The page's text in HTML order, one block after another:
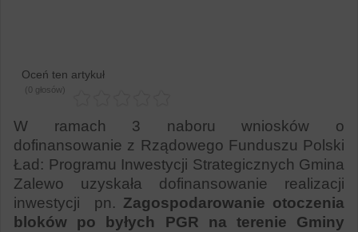
Oceń ten artykuł
(0 głosów)
W ramach 3 naboru wniosków o
dofinansowanie z Rządowego Funduszu Polski
Ład: Programu Inwestycji Strategicznych Gmina
Zalewo uzyskała dofinansowanie realizacji
inwestycji pn. Zagospodarowanie otoczenia
bloków po byłych PGR na terenie Gminy